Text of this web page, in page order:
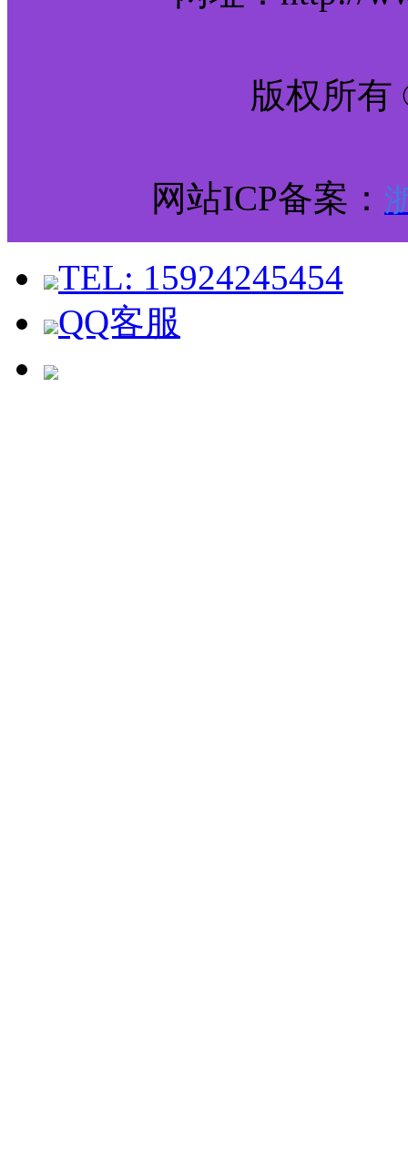
版权所有
网站ICP备案：
TEL: 15924245454
QQ客服